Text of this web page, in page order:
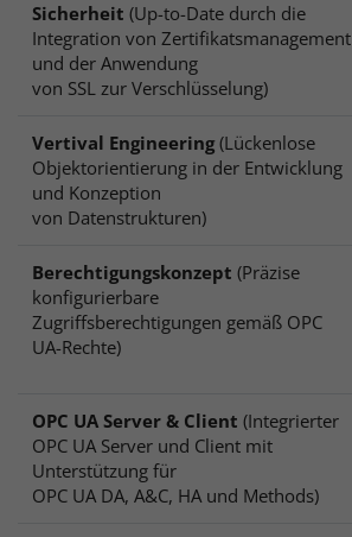
Sicherheit (Up-to-Date durch die
Integration von Zertifikatsmanagement
und der Anwendung
von SSL zur Verschlüsselung)
Vertival Engineering (Lückenlose
Objektorientierung in der Entwicklung
und Konzeption
von Datenstrukturen)
Berechtigungskonzept (Präzise
konfigurierbare
Zugriffsberechtigungen gemäß OPC
UA-Rechte)
OPC UA Server & Client (Integrierter
OPC UA Server und Client mit
Unterstützung für
OPC UA DA, A&C, HA und Methods)